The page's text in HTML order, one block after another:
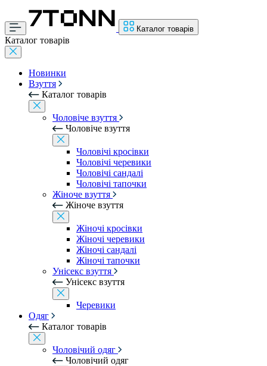
Каталог товарів
Каталог товарів
Новинки
Взуття
Каталог товарів
Чоловіче взуття
Чоловіче взуття
Чоловічі кросівки
Чоловічі черевики
Чоловічі сандалі
Чоловічі тапочки
Жіноче взуття
Жіноче взуття
Жіночі кросівки
Жіночі черевики
Жіночі сандалі
Жіночі тапочки
Унісекс взуття
Унісекс взуття
Черевики
Одяг
Каталог товарів
Чоловічий одяг
Чоловічий одяг